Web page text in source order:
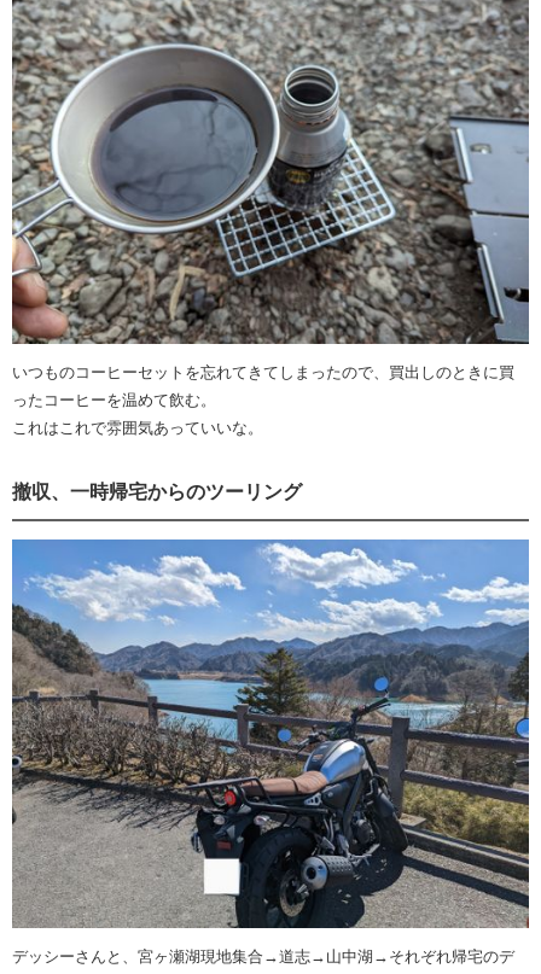
いつものコーヒーセットを忘れてきてしまったので、買出しのときに買
ったコーヒーを温めて飲む。
これはこれで雰囲気あっていいな。
撤収、一時帰宅からのツーリング
デッシーさんと、宮ヶ瀬湖現地集合→道志→山中湖→それぞれ帰宅のデ